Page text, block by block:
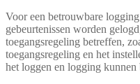
Voor een betrouwbare
gebeurtenissen worden
toegangsregeling betreffen,
toegangsregeling en het
het loggen en logging kunnen